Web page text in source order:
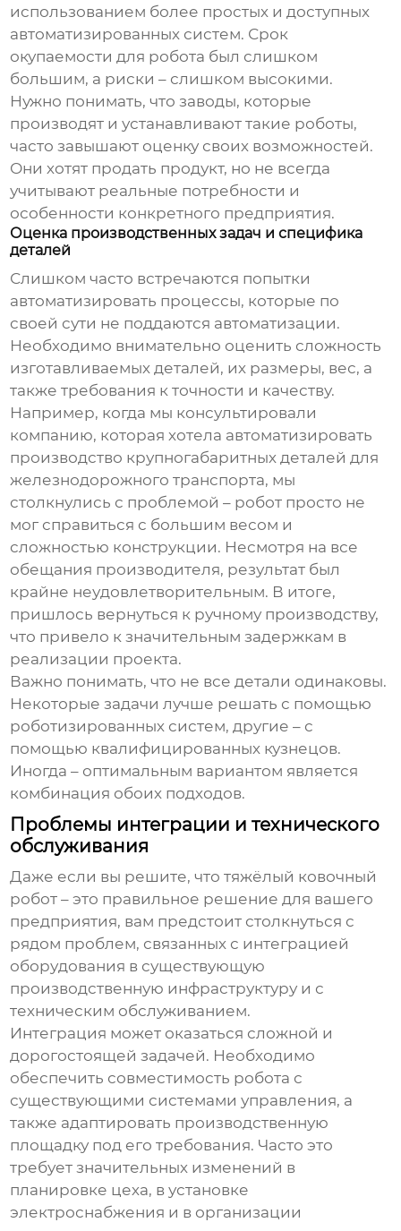
использованием более простых и доступных
автоматизированных систем. Срок
окупаемости для робота был слишком
большим, а риски – слишком высокими.
Нужно понимать, чтозаводы, которые
производят и устанавливают такие роботы,
часто завышают оценку своих возможностей.
Они хотят продать продукт, но не всегда
учитывают реальные потребности и
особенности конкретного предприятия.
Оценка производственных задач и специфика
деталей
Слишком часто встречаются попытки
автоматизировать процессы, которые по
своей сути не поддаются автоматизации.
Необходимо внимательно оценить сложность
изготавливаемых деталей, их размеры, вес, а
также требования к точности и качеству.
Например, когда мы консультировали
компанию, которая хотела автоматизировать
производство крупногабаритных деталей для
железнодорожного транспорта, мы
столкнулись с проблемой – робот просто не
мог справиться с большим весом и
сложностью конструкции. Несмотря на все
обещания производителя, результат был
крайне неудовлетворительным. В итоге,
пришлось вернуться к ручному производству,
что привело к значительным задержкам в
реализации проекта.
Важно понимать, что не все детали одинаковы.
Некоторые задачи лучше решать с помощью
роботизированных систем, другие – с
помощью квалифицированных кузнецов.
Иногда – оптимальным вариантом является
комбинация обоих подходов.
Проблемы интеграции и технического
обслуживания
Даже если вы решите, чтотяжёлый ковочный
робот – это правильное решение для вашего
предприятия, вам предстоит столкнуться с
рядом проблем, связанных с интеграцией
оборудования в существующую
производственную инфраструктуру и с
техническим обслуживанием.
Интеграция может оказаться сложной и
дорогостоящей задачей. Необходимо
обеспечить совместимость робота с
существующими системами управления, а
также адаптировать производственную
площадку под его требования. Часто это
требует значительных изменений в
планировке цеха, в установке
электроснабжения и в организации